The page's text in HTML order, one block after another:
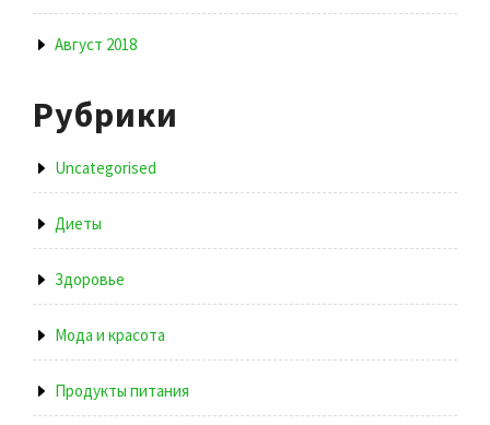
Август 2018
Рубрики
Uncategorised
Диеты
Здоровье
Мода и красота
Продукты питания